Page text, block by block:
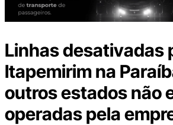
Linhas desativadas
Itapemirim na
outros estados não
operadas pela